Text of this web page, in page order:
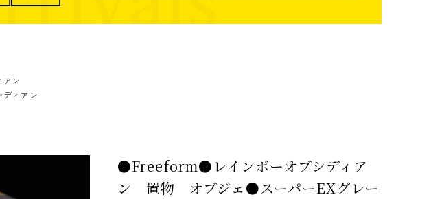
アン
ディアン
●Freeform●レインボーオブシディア
ン 置物 オブジェ●スーパーEXグレー